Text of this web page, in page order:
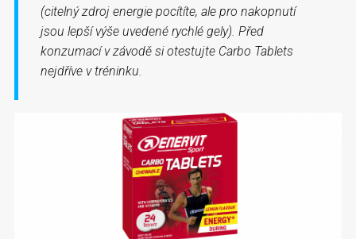
(citelný zdroj energie pocítíte, ale pro nakopnutí
jsou lepší výše uvedené rychlé gely). Před
konzumací v závodě si otestujte Carbo Tablets
nejdříve v tréninku.